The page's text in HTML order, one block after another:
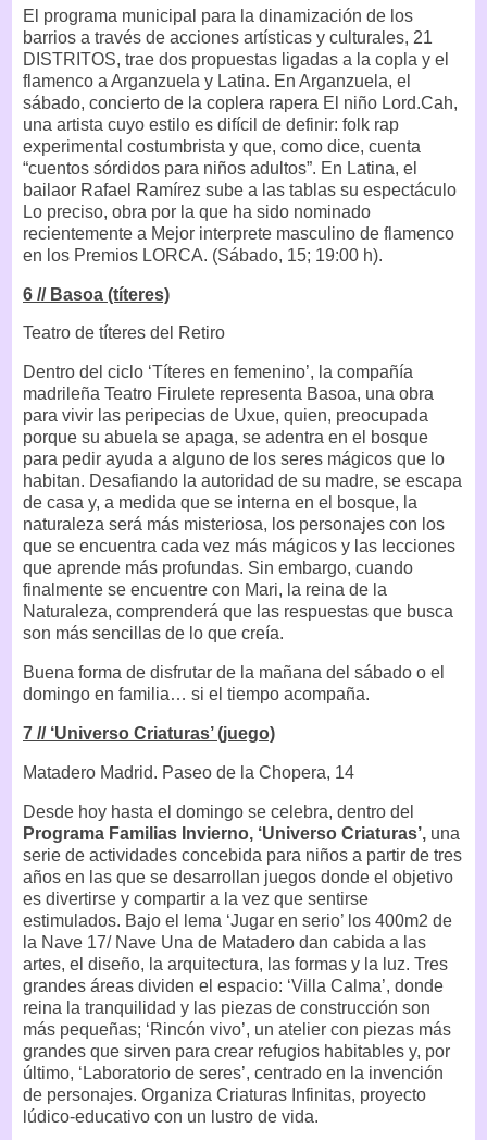
El programa municipal para la dinamización de los
barrios a través de acciones artísticas y culturales, 21
DISTRITOS, trae dos propuestas ligadas a la copla y el
flamenco a Arganzuela y Latina. En Arganzuela, el
sábado, concierto de la coplera rapera El niño Lord.Cah,
una artista cuyo estilo es difícil de definir: folk rap
experimental costumbrista y que, como dice, cuenta
“cuentos sórdidos para niños adultos”. En Latina, el
bailaor Rafael Ramírez sube a las tablas su espectáculo
Lo preciso, obra por la que ha sido nominado
recientemente a Mejor interprete masculino de flamenco
en los Premios LORCA. (Sábado, 15; 19:00 h).
6 // Basoa (títeres)
Teatro de títeres del Retiro
Dentro del ciclo ‘Títeres en femenino’, la compañía
madrileña Teatro Firulete representa Basoa, una obra
para vivir las peripecias de Uxue, quien, preocupada
porque su abuela se apaga, se adentra en el bosque
para pedir ayuda a alguno de los seres mágicos que lo
habitan. Desafiando la autoridad de su madre, se escapa
de casa y, a medida que se interna en el bosque, la
naturaleza será más misteriosa, los personajes con los
que se encuentra cada vez más mágicos y las lecciones
que aprende más profundas. Sin embargo, cuando
finalmente se encuentre con Mari, la reina de la
Naturaleza, comprenderá que las respuestas que busca
son más sencillas de lo que creía.
Buena forma de disfrutar de la mañana del sábado o el
domingo en familia… si el tiempo acompaña.
7 // ‘Universo Criaturas’ (juego)
Matadero Madrid. Paseo de la Chopera, 14
Desde hoy hasta el domingo se celebra, dentro del
Programa Familias Invierno, ‘Universo Criaturas’, una
serie de actividades concebida para niños a partir de tres
años en las que se desarrollan juegos donde el objetivo
es divertirse y compartir a la vez que sentirse
estimulados. Bajo el lema ‘Jugar en serio’ los 400m2 de
la Nave 17/ Nave Una de Matadero dan cabida a las
artes, el diseño, la arquitectura, las formas y la luz. Tres
grandes áreas dividen el espacio: ‘Villa Calma’, donde
reina la tranquilidad y las piezas de construcción son
más pequeñas; ‘Rincón vivo’, un atelier con piezas más
grandes que sirven para crear refugios habitables y, por
último, ‘Laboratorio de seres’, centrado en la invención
de personajes. Organiza Criaturas Infinitas, proyecto
lúdico-educativo con un lustro de vida.